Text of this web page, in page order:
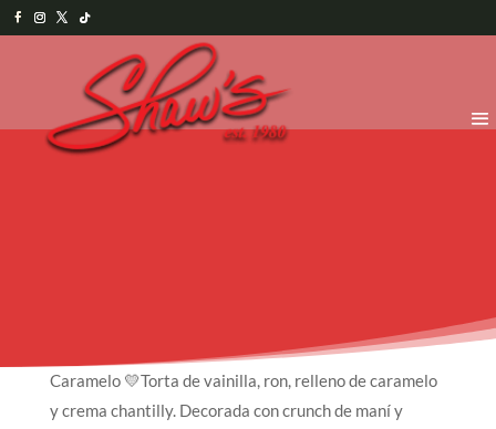
Caramelo 💛Torta de vainilla, ron, relleno de caramelo
y crema chantilly. Decorada con crunch de maní y